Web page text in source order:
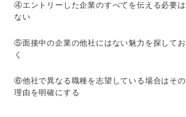
④エントリーした企業のすべてを伝える必要は
ない
⑤面接中の企業の他社にはない魅力を探してお
く
⑥他社で異なる職種を志望している場合はその
理由を明確にする